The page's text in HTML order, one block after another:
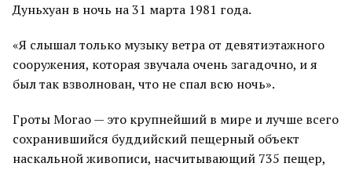
Дуньхуан в ночь на 31 марта 1981 года.
«Я слышал только музыку ветра от девятиэтажного
сооружения, которая звучала очень загадочно, и я
был так взволнован, что не спал всю ночь».
Гроты Могао — это крупнейший в мире и лучше всего
сохранившийся буддийский пещерный объект
наскальной живописи, насчитывающий 735 пещер,